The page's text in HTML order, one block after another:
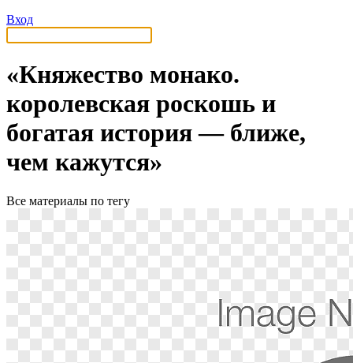
Вход
«Княжество монако.
королевская роскошь и
богатая история — ближе,
чем кажутся»
Все материалы по тегу